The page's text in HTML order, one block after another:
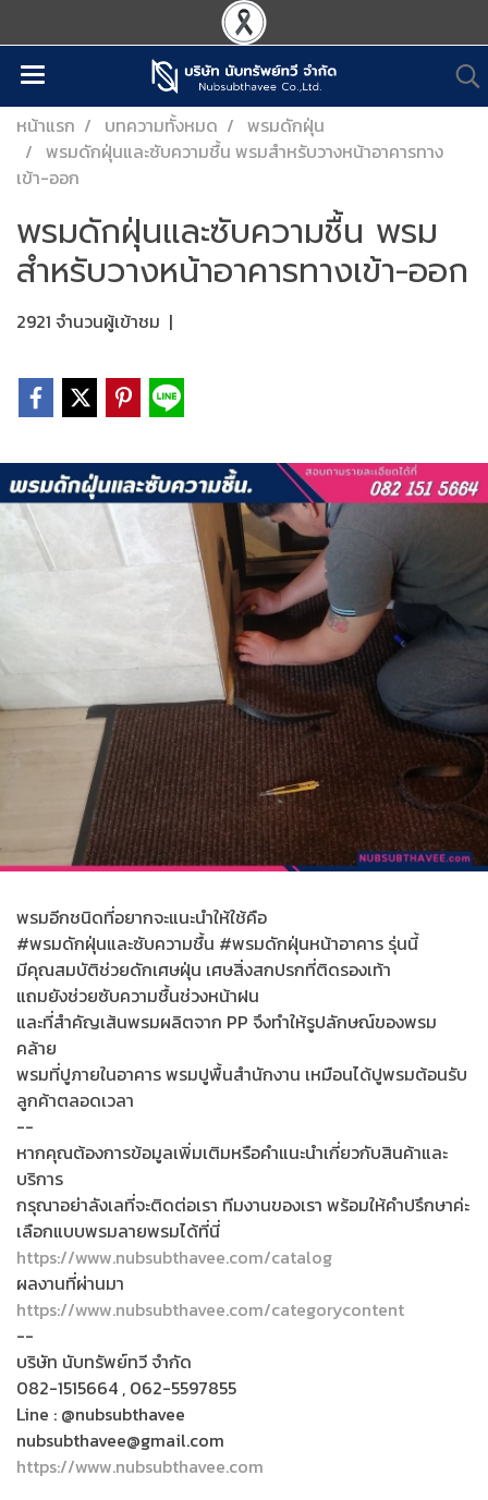
หน้าแรก บทความทั้งหมด
พรมดักฝุ่น
พรมดักฝุ่นและซับความชื้น พรมสำหรับวางหน้าอาคารทาง
เข้า-ออก
พรมดักฝุ่นและซับความชื้น พรม
สำหรับวางหน้าอาคารทางเข้า-ออก
2921 จำนวนผู้เข้าชม |
พรมอีกชนิดที่อยากจะแนะนำให้ใช้คือ
#พรมดักฝุ่นและซับความชื้น #พรมดักฝุ่นหน้าอาคาร รุ่นนี้
มีคุณสมบัติช่วยดักเศษฝุ่น เศษสิ่งสกปรกที่ติดรองเท้า
แถมยังช่วยซับความชื้นช่วงหน้าฝน
และที่สำคัญเส้นพรมผลิตจาก PP จึงทำให้รูปลักษณ์ของพรม
คล้าย
พรมที่ปูภายในอาคาร พรมปูพื้นสำนักงาน เหมือนได้ปูพรมต้อนรับ
ลูกค้าตลอดเวลา
--
หากคุณต้องการข้อมูลเพิ่มเติมหรือคำแนะนำเกี่ยวกับสินค้าและ
บริการ
กรุณาอย่าลังเลที่จะติดต่อเรา ทีมงานของเรา พร้อมให้คำปรึกษาค่ะ
เลือกแบบพรมลายพรมได้ที่นี่
https://www.nubsubthavee.com/catalog
ผลงานที่ผ่านมา
https://www.nubsubthavee.com/categorycontent
--
บริษัท นับทรัพย์ทวี จำกัด
082-1515664 , 062-5597855
Line : @nubsubthavee
nubsubthavee@gmail.com
https://www.nubsubthavee.com